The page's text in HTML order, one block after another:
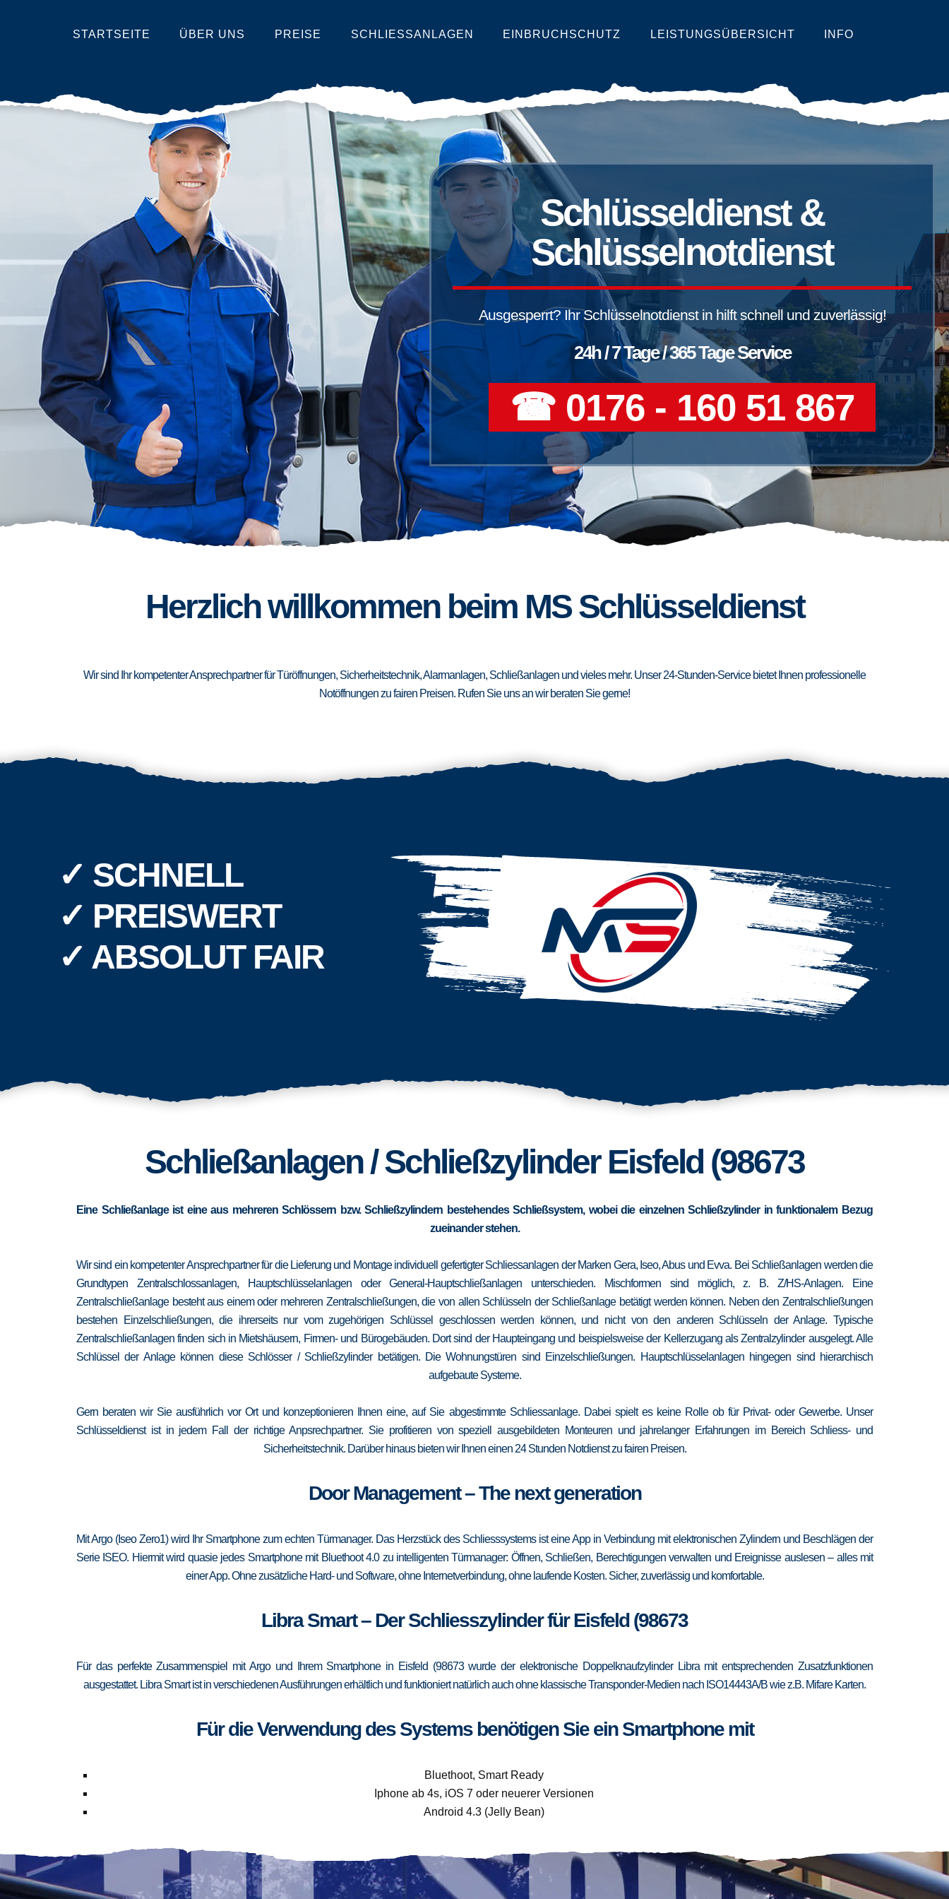
STARTSEITE ÜBER UNS PREISE SCHLIESSANLAGEN EINBRUCHSCHUTZ LEISTUNGSÜBERSICHT INFO
Schlüsseldienst &
Schlüsselnotdienst
Ausgesperrt? Ihr Schlüsselnotdienst in hilft schnell und zuverlässig!
24h / 7 Tage / 365 Tage Service
☎ 0176 - 160 51 867
Herzlich willkommen beim MS Schlüsseldienst
Wir sind Ihr kompetenter Ansprechpartner für Türöffnungen, Sicherheitstechnik, Alarmanlagen, Schließanlagen und vieles mehr. Unser 24-Stunden-Service bietet Ihnen professionelle
Notöffnungen zu fairen Preisen. Rufen Sie uns an wir beraten Sie gerne!
✓ SCHNELL
✓ PREISWERT
✓ ABSOLUT FAIR
Schließanlagen / Schließzylinder Eisfeld (98673
Eine Schließanlage ist eine aus mehreren Schlössern bzw. Schließzylindern bestehendes Schließsystem, wobei die einzelnen Schließzylinder in funktionalem Bezug
zueinander stehen.
Wir sind ein kompetenter Ansprechpartner für die Lieferung und Montage individuell gefertigter Schliessanlagen der Marken Gera, Iseo, Abus und Evva. Bei Schließanlagen werden die
Grundtypen Zentralschlossanlagen, Hauptschlüsselanlagen oder General-Hauptschließanlagen unterschieden. Mischformen sind möglich, z. B. Z/HS-Anlagen. Eine
Zentralschließanlage besteht aus einem oder mehreren Zentralschließungen, die von allen Schlüsseln der Schließanlage betätigt werden können. Neben den Zentralschließungen
bestehen Einzelschließungen, die ihrerseits nur vom zugehörigen Schlüssel geschlossen werden können, und nicht von den anderen Schlüsseln der Anlage. Typische
Zentralschließanlagen finden sich in Mietshäusern, Firmen- und Bürogebäuden. Dort sind der Haupteingang und beispielsweise der Kellerzugang als Zentralzylinder ausgelegt. Alle
Schlüssel der Anlage können diese Schlösser / Schließzylinder betätigen. Die Wohnungstüren sind Einzelschließungen. Hauptschlüsselanlagen hingegen sind hierarchisch
aufgebaute Systeme.
Gern beraten wir Sie ausführlich vor Ort und konzeptionieren Ihnen eine, auf Sie abgestimmte Schliessanlage. Dabei spielt es keine Rolle ob für Privat- oder Gewerbe. Unser
Schlüsseldienst ist in jedem Fall der richtige Anpsrechpartner. Sie profitieren von speziell ausgebildeten Monteuren und jahrelanger Erfahrungen im Bereich Schliess- und
Sicherheitstechnik. Darüber hinaus bieten wir Ihnen einen 24 Stunden Notdienst zu fairen Preisen.
Door Management – The next generation
Mit Argo (Iseo Zero1) wird Ihr Smartphone zum echten Türmanager. Das Herzstück des Schliesssystems ist eine App in Verbindung mit elektronischen Zylindern und Beschlägen der
Serie ISEO. Hiermit wird quasie jedes Smartphone mit Bluethoot 4.0 zu intelligenten Türmanager: Öffnen, Schließen, Berechtigungen verwalten und Ereignisse auslesen – alles mit
einer App. Ohne zusätzliche Hard- und Software, ohne Internetverbindung, ohne laufende Kosten. Sicher, zuverlässig und komfortable.
Libra Smart – Der Schliesszylinder für Eisfeld (98673
Für das perfekte Zusammenspiel mit Argo und Ihrem Smartphone in Eisfeld (98673 wurde der elektronische Doppelknaufzylinder Libra mit entsprechenden Zusatzfunktionen
ausgestattet. Libra Smart ist in verschiedenen Ausführungen erhältlich und funktioniert natürlich auch ohne klassische Transponder-Medien nach ISO14443A/B wie z.B. Mifare Karten.
Für die Verwendung des Systems benötigen Sie ein Smartphone mit
Bluethoot, Smart Ready
Iphone ab 4s, iOS 7 oder neuerer Versionen
Android 4.3 (Jelly Bean)